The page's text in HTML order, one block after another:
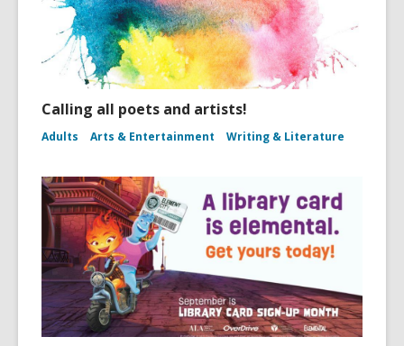
Calling all poets and artists!
Adults Arts & Entertainment Writing & Literature